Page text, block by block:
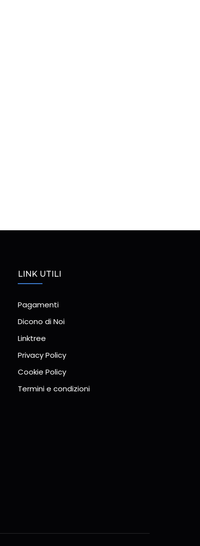
LINK UTILI
Pagamenti
Dicono di Noi
Linktree
Privacy Policy
Cookie Policy
Termini e condizioni